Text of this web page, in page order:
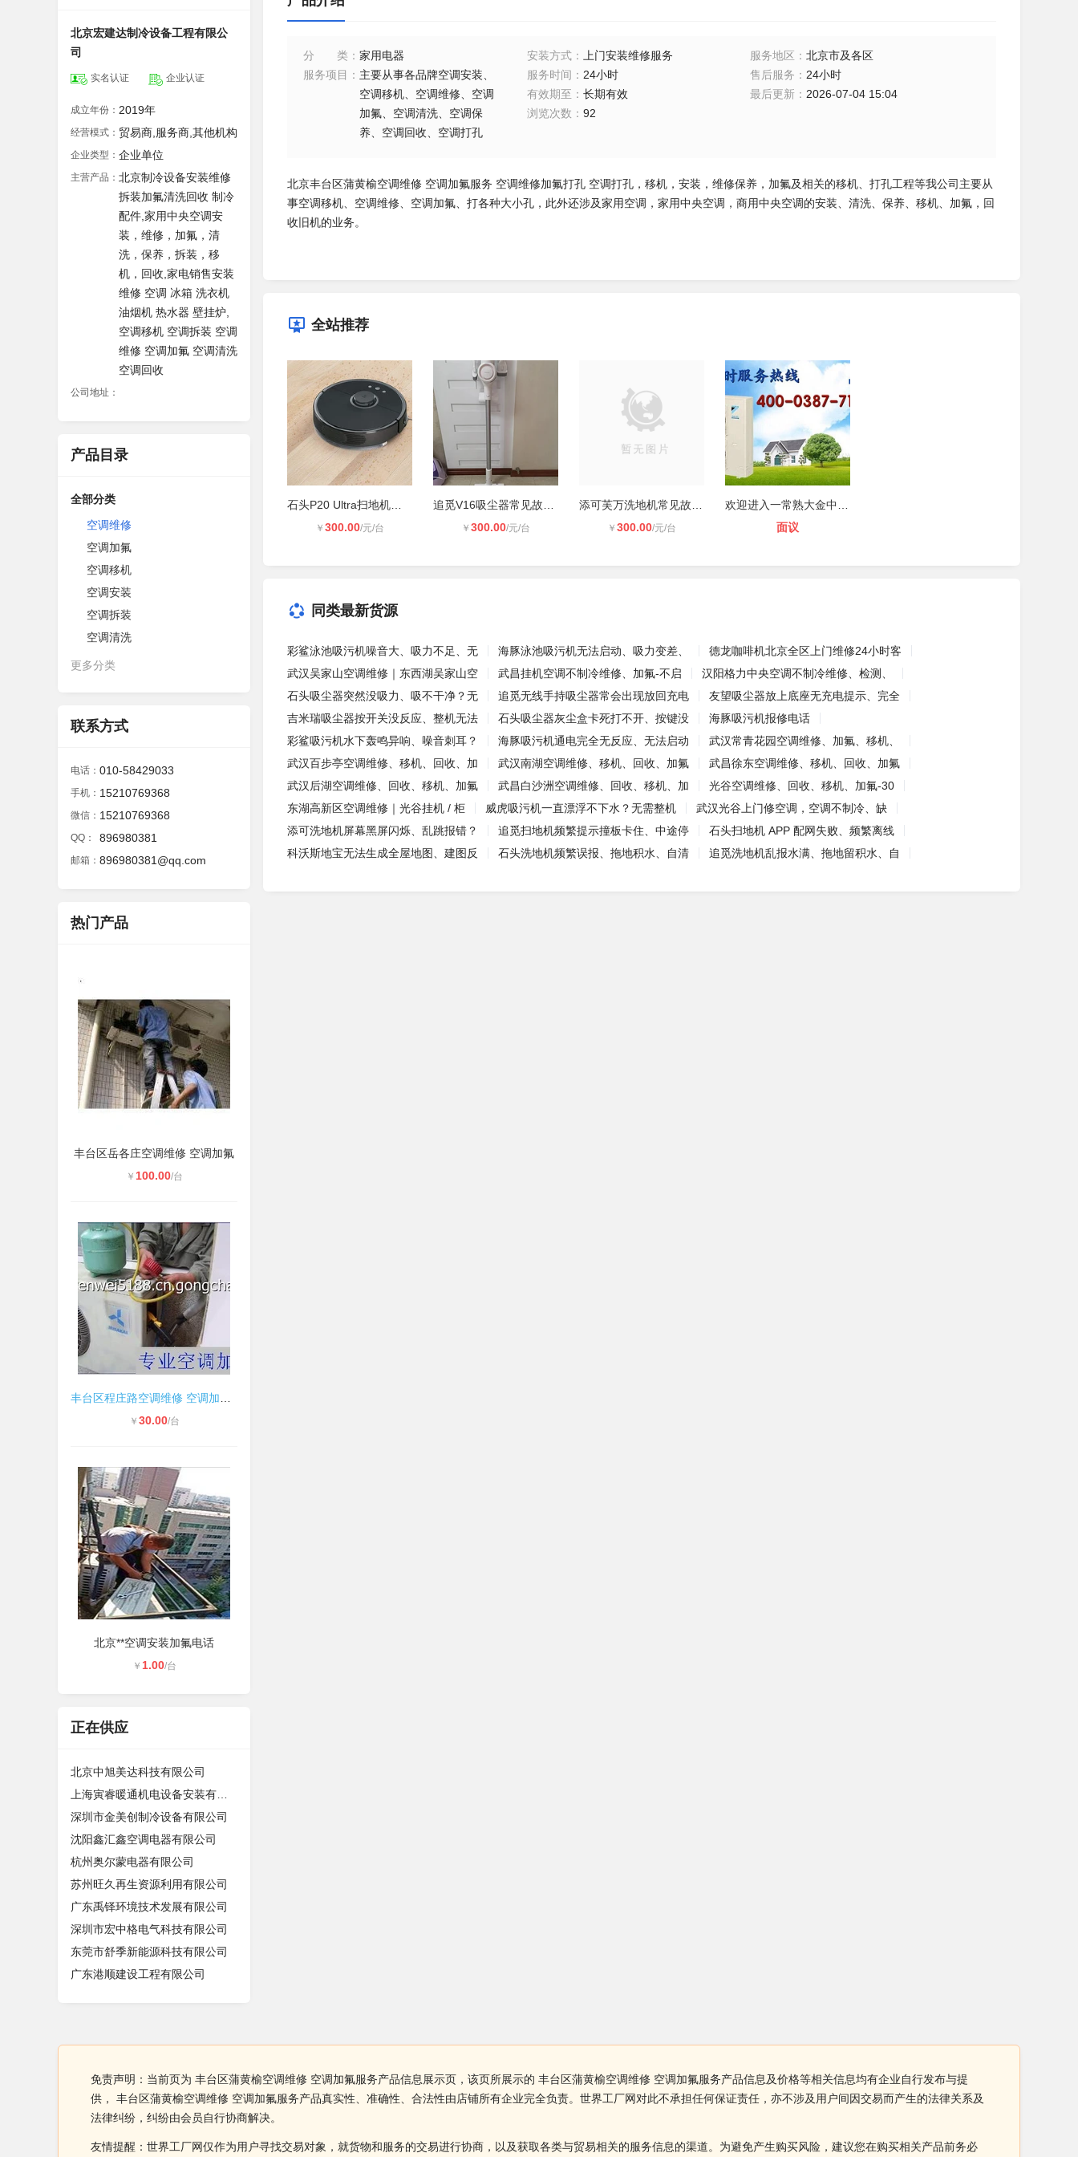
北京宏建达制冷设备工程有限公
司
实名认证 企业认证
成立年份： 2019年
经营模式： 贸易商,服务商,其他机构
企业类型： 企业单位
主营产品： 北京制冷设备安装维修
拆装加氟清洗回收 制冷
配件,家用中央空调安
装，维修，加氟，清
洗，保养，拆装，移
机，回收,家电销售安装
维修 空调 冰箱 洗衣机
油烟机 热水器 壁挂炉,
空调移机 空调拆装 空调
维修 空调加氟 空调清洗
空调回收
公司地址：
产品目录
全部分类
空调维修
空调加氟
空调移机
空调安装
空调拆装
空调清洗
更多分类
联系方式
电话： 010-58429033
手机： 15210769368
微信： 15210769368
QQ： 896980381
邮箱： 896980381@qq.com
热门产品
丰台区岳各庄空调维修 空调加氟
￥ 100.00/台
￥ 30.00/台
北京**空调安装加氟电话
￥ 1.00/台
正在供应
北京中旭美达科技有限公司
深圳市金美创制冷设备有限公司
沈阳鑫汇鑫空调电器有限公司
杭州奥尔蒙电器有限公司
苏州旺久再生资源利用有限公司
广东禹铎环境技术发展有限公司
深圳市宏中格电气科技有限公司
东莞市舒季新能源科技有限公司
广东港顺建设工程有限公司
分类 ： 家用电器 安装方式： 上门安装维修服务 服务地区 ：北京市及各区
服务项目 ： 主要从事各品牌空调安装、
空调移机、空调维修、空调
加氟、空调清洗、空调保
养、空调回收、空调打孔
服务时间 ： 24小时 售后服务 ： 24小时
有效期至 ： 长期有效 最后更新 ： 2026-07-04 15:04
浏览次数 ： 92
北京丰台区蒲黄榆空调维修 空调加氟服务 空调维修加氟打孔 空调打孔，移机，安装，维修保养，加氟及相关的移机、打孔工程等我公司主要从
事空调移机、空调维修、空调加氟、打各种大小孔，此外还涉及家用空调，家用中央空调，商用中央空调的安装、清洗、保养、移机、加氟，回
收旧机的业务。
全站推荐
￥ 300.00/元/台 ￥ 300.00/元/台 ￥ 300.00/元/台
面议
同类最新货源
彩鲨泳池吸污机噪音大、吸力不足、无 海豚泳池吸污机无法启动、吸力变差、
德龙咖啡机北京全区上门维修24小时客
武汉吴家山空调维修｜东西湖吴家山空
武昌挂机空调不制冷维修、加氟-不启
汉阳格力中央空调不制冷维修、检测、
石头吸尘器突然没吸力、吸不干净？无
追觅无线手持吸尘器常会出现放回充电
友望吸尘器放上底座无充电提示、完全
吉米瑞吸尘器按开关没反应、整机无法
石头吸尘器灰尘盒卡死打不开、按键没
海豚吸污机报修电话
彩鲨吸污机水下轰鸣异响、噪音刺耳？
海豚吸污机通电完全无反应、无法启动
武汉常青花园空调维修、加氟、移机、
武汉百步亭空调维修、移机、回收、加
武汉南湖空调维修、移机、回收、加氟
武昌徐东空调维修、移机、回收、加氟
武汉后湖空调维修、回收、移机、加氟
武昌白沙洲空调维修、回收、移机、加
光谷空调维修、回收、移机、加氟-30
东湖高新区空调维修｜光谷挂机 / 柜
威虎吸污机一直漂浮不下水？无需整机
武汉光谷上门修空调，空调不制冷、缺
添可洗地机屏幕黑屏闪烁、乱跳报错？
追觅扫地机频繁提示撞板卡住、中途停
石头扫地机 APP 配网失败、频繁离线
科沃斯地宝无法生成全屋地图、建图反
石头洗地机频繁误报、拖地积水、自清 追觅洗地机乱报水满、拖地留积水、自
免责声明：当前页为 丰台区蒲黄榆空调维修 空调加氟服务产品信息展示页，该页所展示的 丰台区蒲黄榆空调维修 空调加氟服务产品信息及价格等相关信息均有企业自行发布与提
供， 丰台区蒲黄榆空调维修 空调加氟服务产品真实性、准确性、合法性由店铺所有企业完全负责。世界工厂网对此不承担任何保证责任，亦不涉及用户间因交易而产生的法律关系及
法律纠纷，纠纷由会员自行协商解决。
友情提醒：世界工厂网仅作为用户寻找交易对象，就货物和服务的交易进行协商，以及获取各类与贸易相关的服务信息的渠道。为避免产生购买风险，建议您在购买相关产品前务必